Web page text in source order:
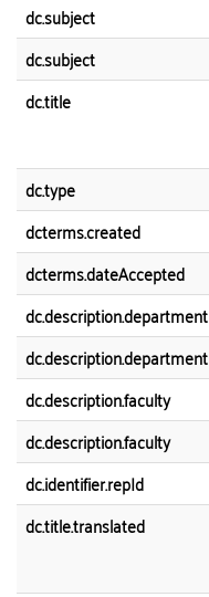
dc.subject
dc.subject
dc.title
dc.type
dcterms.created
dcterms.dateAccepted
dc.description.department
dc.description.department
dc.description.faculty
dc.description.faculty
dc.identifier.repId
dc.title.translated